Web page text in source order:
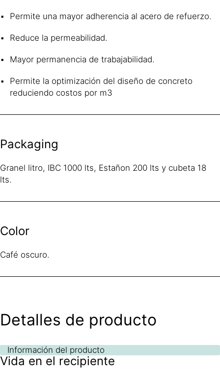
Permite una mayor adherencia al acero de refuerzo.
Reduce la permeabilidad.
Mayor permanencia de trabajabilidad.
Permite la optimización del diseño de concreto
reduciendo costos por m3
Packaging
Granel litro, IBC 1000 lts, Estañon 200 lts y cubeta 18
lts.
Color
Café oscuro.
Detalles de producto
Información del producto
Vida en el recipiente